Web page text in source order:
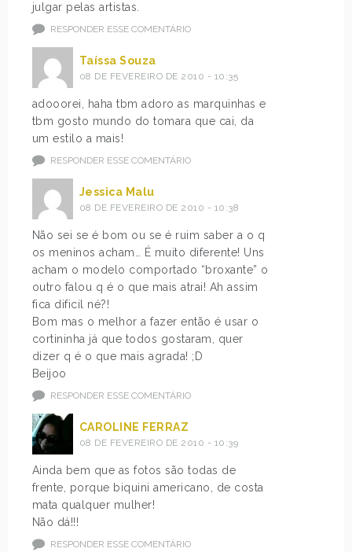
julgar pelas artistas.
RESPONDER ESSE COMENTÁRIO
Taíssa Souza
08 DE FEVEREIRO DE 2010 - 10:35
adooorei, haha tbm adoro as marquinhas e
tbm gosto mundo do tomara que cai, da
um estilo a mais!
RESPONDER ESSE COMENTÁRIO
Jessica Malu
08 DE FEVEREIRO DE 2010 - 10:38
Não sei se é bom ou se é ruim saber a o q
os meninos acham… É muito diferente! Uns
acham o modelo comportado “broxante” o
outro falou q é o que mais atrai! Ah assim
fica dificil né?!
Bom mas o melhor a fazer então é usar o
cortininha já que todos gostaram, quer
dizer q é o que mais agrada! ;D
Beijoo
RESPONDER ESSE COMENTÁRIO
CAROLINE FERRAZ
08 DE FEVEREIRO DE 2010 - 10:39
Ainda bem que as fotos são todas de
frente, porque biquini americano, de costa
mata qualquer mulher!
Não dá!!!
RESPONDER ESSE COMENTÁRIO